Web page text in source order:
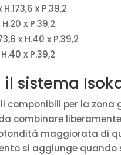
x P.39,2
x P.39,2
x H.40 x P.39,2
x P.39,2
sistema
componibili per la zona
combinare
maggiorata di
si aggiunge quando